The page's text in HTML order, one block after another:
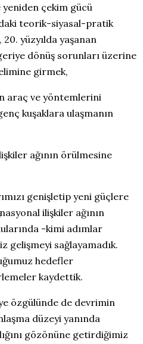
çekim gücü
teorik-siyasal-pratik
20. yüzyılda yaşanan
dönüş sorunları üzerine
girmek,
araç ve yöntemlerini
kuşaklara ulaşmanın
ağının örülmesine
genişletip yeni güçlere
ilişkiler ağının
-kimi adımlar
gelişmeyi sağlayamadık.
hedefler
kaydettik.
özgülünde de devrimin
düzeyi yanında
gözönüne getirdiğimiz